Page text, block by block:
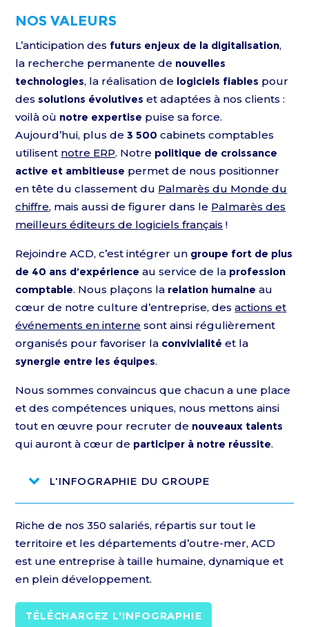
NOS VALEURS
L’anticipation des futurs enjeux de la digitalisation,
la recherche permanente de nouvelles
technologies, la réalisation de logiciels fiables pour
dessolutions évolutives et adaptées à nos clients :
voilà où notre expertise puise sa force.
Aujourd’hui, plus de3 500 cabinets comptables
utilisent notre ERP. Notre politique de croissance
active et ambitieuse permet de nous positionner
en tête du classement du Palmarès du Monde du
chiffre, mais aussi de figurer dans le Palmarès des
meilleurs éditeurs de logiciels français !
Rejoindre ACD, c’est intégrer un groupe fort de plus
de 40 ans d’expérience au service de la profession
comptable. Nous plaçons la relation humaine au
cœur de notre culture d’entreprise, desactions et
événements en interne sont ainsi régulièrement
organisés pour favoriser la convivialité et la
synergie entre les équipes.
Nous sommes convaincus que chacun a une place
et des compétences uniques, nous mettons ainsi
tout en œuvre pour recruter de nouveaux talents
qui auront à cœur de participer à notre réussite.
L'INFOGRAPHIE DU GROUPE
Riche de nos 350 salariés, répartis sur tout le
territoire et les départements d’outre-mer, ACD
est une entreprise à taille humaine, dynamique et
en plein développement.
TÉLÉCHARGEZ L'INFOGRAPHIE